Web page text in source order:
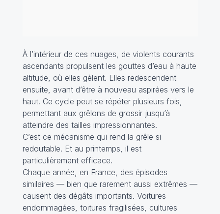
À l’intérieur de ces nuages, de violents courants
ascendants propulsent les gouttes d’eau à haute
altitude, où elles gèlent. Elles redescendent
ensuite, avant d’être à nouveau aspirées vers le
haut. Ce cycle peut se répéter plusieurs fois,
permettant aux grêlons de grossir jusqu’à
atteindre des tailles impressionnantes.
C’est ce mécanisme qui rend la grêle si
redoutable. Et au printemps, il est
particulièrement efficace.
Chaque année, en France, des épisodes
similaires — bien que rarement aussi extrêmes —
causent des dégâts importants. Voitures
endommagées, toitures fragilisées, cultures